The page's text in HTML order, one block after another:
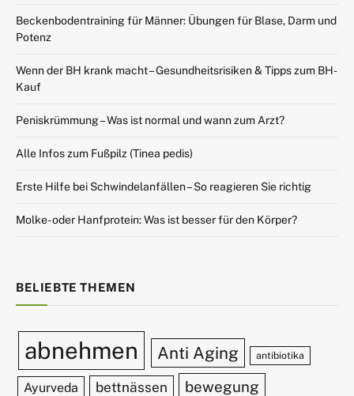
Beckenbodentraining für Männer: Übungen für Blase, Darm und
Potenz
Wenn der BH krank macht – Gesundheitsrisiken & Tipps zum BH-
Kauf
Peniskrümmung – Was ist normal und wann zum Arzt?
Alle Infos zum Fußpilz (Tinea pedis)
Erste Hilfe bei Schwindelanfällen – So reagieren Sie richtig
Molke- oder Hanfprotein: Was ist besser für den Körper?
BELIEBTE THEMEN
abnehmen Anti Aging antibiotika
Ayurveda bettnässen bewegung